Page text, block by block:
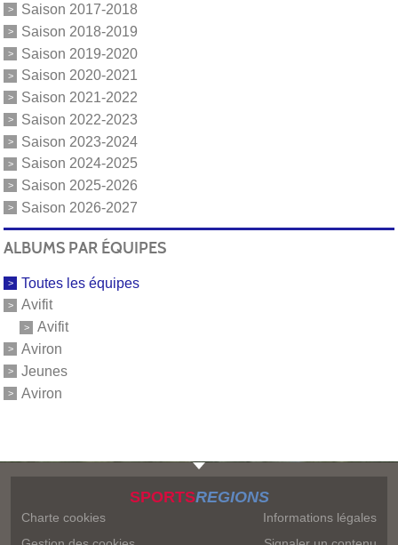
Saison 2017-2018
Saison 2018-2019
Saison 2019-2020
Saison 2020-2021
Saison 2021-2022
Saison 2022-2023
Saison 2023-2024
Saison 2024-2025
Saison 2025-2026
Saison 2026-2027
ALBUMS PAR ÉQUIPES
Toutes les équipes
Avifit
Avifit
Aviron
Jeunes
Aviron
SPORTSREGIONS
Charte cookies
Informations légales